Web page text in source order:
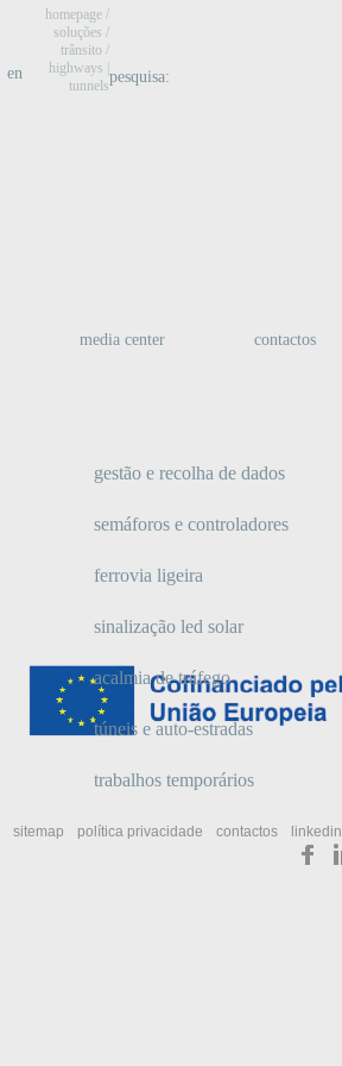
pesquisa:
en
media center contactos
homepage /
soluções /
trânsito /
highways |
tunnels
gestão e recolha de dados
semáforos e controladores
ferrovia ligeira
sinalização led solar
acalmia de tráfego
túneis e auto-estradas
trabalhos temporários
sitemap política privacidade contactos linkedin